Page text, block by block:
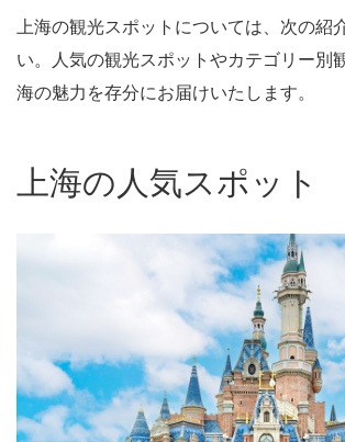
上海の観光スポットについては、次の紹
い。人気の観光スポットやカテゴリー別
海の魅力を存分にお届けいたします。
上海の人気スポット